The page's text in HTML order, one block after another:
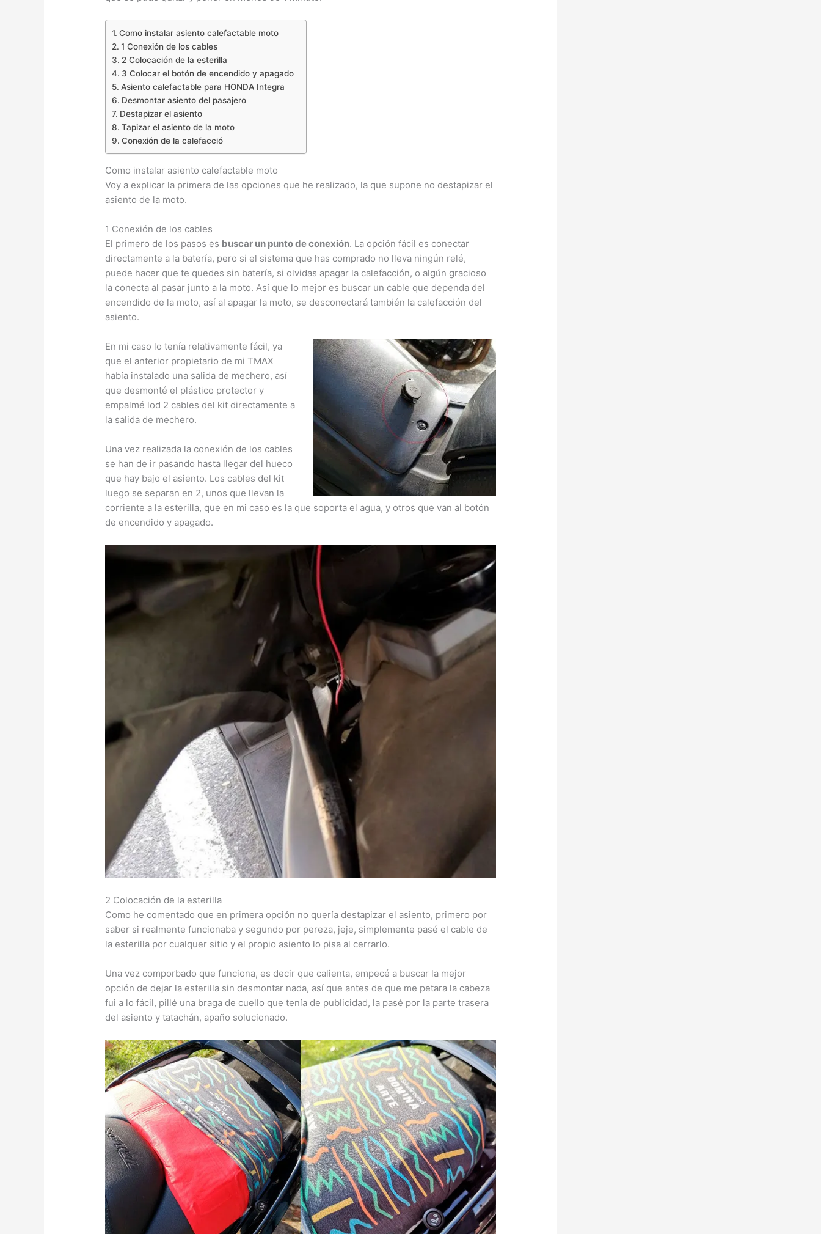
Como instalar asiento calefactable moto
1 Conexión de los cables
2 Colocación de la esterilla
3 Colocar el botón de encendido y apagado
Asiento calefactable para HONDA Integra
Desmontar asiento del pasajero
Destapizar el asiento
Tapizar el asiento de la moto
Conexión de la calefacció
Como instalar asiento calefactable moto
Voy a explicar la primera de las opciones que he realizado, la que supone no destapizar el
asiento de la moto.
1 Conexión de los cables
El primero de los pasos es buscar un punto de conexión. La opción fácil es conectar
directamente a la batería, pero si el sistema que has comprado no lleva ningún relé,
puede hacer que te quedes sin batería, si olvidas apagar la calefacción, o algún gracioso
la conecta al pasar junto a la moto. Así que lo mejor es buscar un cable que dependa del
encendido de la moto, así al apagar la moto, se desconectará también la calefacción del
asiento.
En mi caso lo tenía relativamente fácil, ya
que el anterior propietario de mi TMAX
había instalado una salida de mechero, así
que desmonté el plástico protector y
empalmé lod 2 cables del kit directamente a
la salida de mechero.
Una vez realizada la conexión de los cables
se han de ir pasando hasta llegar del hueco
que hay bajo el asiento. Los cables del kit
luego se separan en 2, unos que llevan la
corriente a la esterilla, que en mi caso es la que soporta el agua, y otros que van al botón
de encendido y apagado.
2 Colocación de la esterilla
Como he comentado que en primera opción no quería destapizar el asiento, primero por
saber si realmente funcionaba y segundo por pereza, jeje, simplemente pasé el cable de
la esterilla por cualquer sitio y el propio asiento lo pisa al cerrarlo.
Una vez comporbado que funciona, es decir que calienta, empecé a buscar la mejor
opción de dejar la esterilla sin desmontar nada, así que antes de que me petara la cabeza
fui a lo fácil, pillé una braga de cuello que tenía de publicidad, la pasé por la parte trasera
del asiento y tatachán, apaño solucionado.